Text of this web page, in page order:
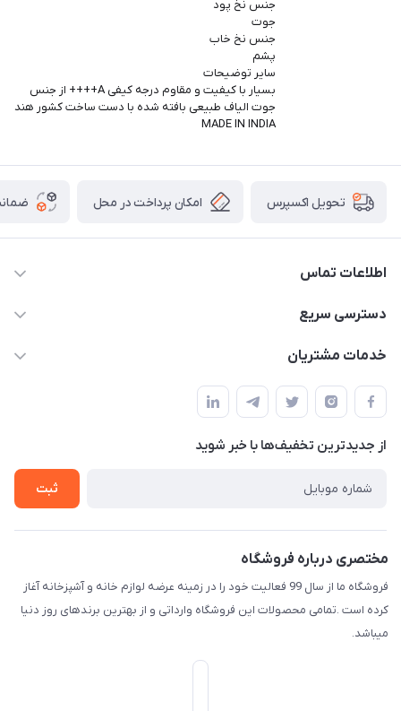
جنس نخ پود
جوت
جنس نخ خاب
پشم
سایر توضیحات
بسیار با کیفیت و مقاوم درجه کیفی A++++ از جنس
جوت الیاف طبیعی بافته شده با دست ساخت کشور هند
MADE IN INDIA
تحویل اکسپرس امکان پرداخت در محل
اطلاعات تماس
09165044753
دسترسی سریع
حساب کاربری
لیست محصولات
درباره ما
خدمات مشتریان
قوانین و مقررات
حریم خصوصی
راهنما
از جدید‌ترین تخفیف‌ها با‌ خبر شوید
ثبت
مختصری درباره فروشگاه
فروشگاه ما از سال 99 فعالیت خود را در زمینه عرضه لوازم خانه و آشپزخانه آغاز
کرده است .تمامی محصولات این فروشگاه وارداتی و از بهترین برندهای روز دنیا
میباشد.